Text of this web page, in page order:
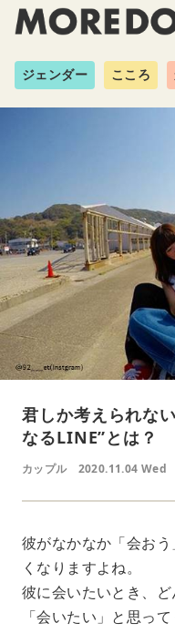
ジェンダー こころ
君しか考えられな
なるLINE”とは？
カップル 2020.11.04 Wed
彼がなかなか「会お
くなりますよね。
彼に会いたいとき、
「会いたい」と思っ